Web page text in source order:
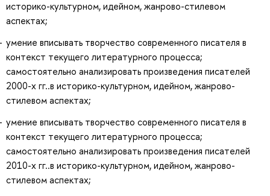
историко-культурном, идейном, жанрово-стилевом
аспектах;
умение вписывать творчество современного писателя в
контекст текущего литературного процесса;
самостоятельно анализировать произведения писателей
2000-х гг..в историко-культурном, идейном, жанрово-
стилевом аспектах;
умение вписывать творчество современного писателя в
контекст текущего литературного процесса;
самостоятельно анализировать произведения писателей
2010-х гг..в историко-культурном, идейном, жанрово-
стилевом аспектах;